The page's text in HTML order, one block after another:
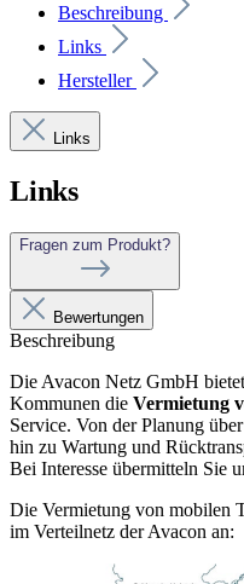
Beschreibung
Links
Hersteller
Links
Links
Fragen zum Produkt?
Bewertungen
Beschreibung
Die Avacon Netz GmbH
Kommunen die Vermietung
Service. Von der Planung
hin zu Wartung und
Bei Interesse übermitteln Sie
Die Vermietung von mobilen
im Verteilnetz der Avacon an: